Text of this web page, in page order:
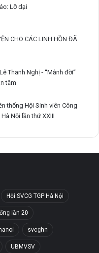
Lỡ dại
CHO CÁC LINH HỒN ĐÃ
Thanh Nghị - “Mảnh đời”
tâm
thống Hội Sinh viên Công
Nội lần thứ XXIII
Hội SVCG TGP Hà Nội
lần 20
svcghn
UBMVSV